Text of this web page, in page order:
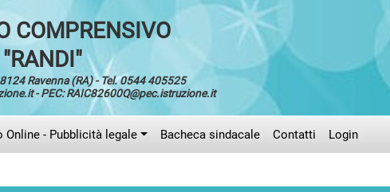
COMPRENSIVO
"RANDI"
Ravenna (RA) - Tel. 0544 405525
- PEC: RAIC82600Q@pec.istruzione.it
Online - Pubblicità legale Bacheca sindacale Contatti Login